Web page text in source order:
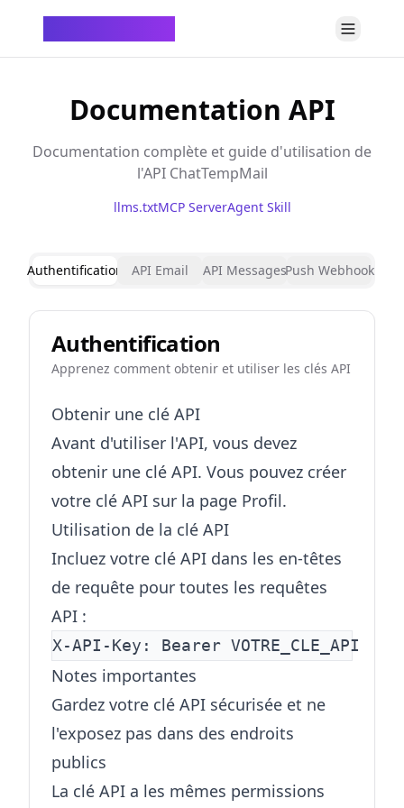
Documentation API
Documentation complète et guide d'utilisation de
l'API ChatTempMail
llms.txtMCP ServerAgent Skill
Authentification API Email API MessagesPush Webhook
Authentification
Apprenez comment obtenir et utiliser les clés API
Obtenir une clé API
Avant d'utiliser l'API, vous devez
obtenir une clé API. Vous pouvez créer
votre clé API sur la page Profil.
Utilisation de la clé API
Incluez votre clé API dans les en-têtes
de requête pour toutes les requêtes
API :
Notes importantes
Gardez votre clé API sécurisée et ne
l'exposez pas dans des endroits
publics
La clé API a les mêmes permissions